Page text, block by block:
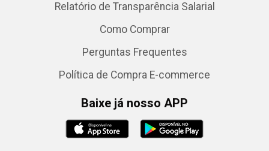
Relatório de Transparência Salarial
Como Comprar
Perguntas Frequentes
Política de Compra E-commerce
Baixe já nosso APP